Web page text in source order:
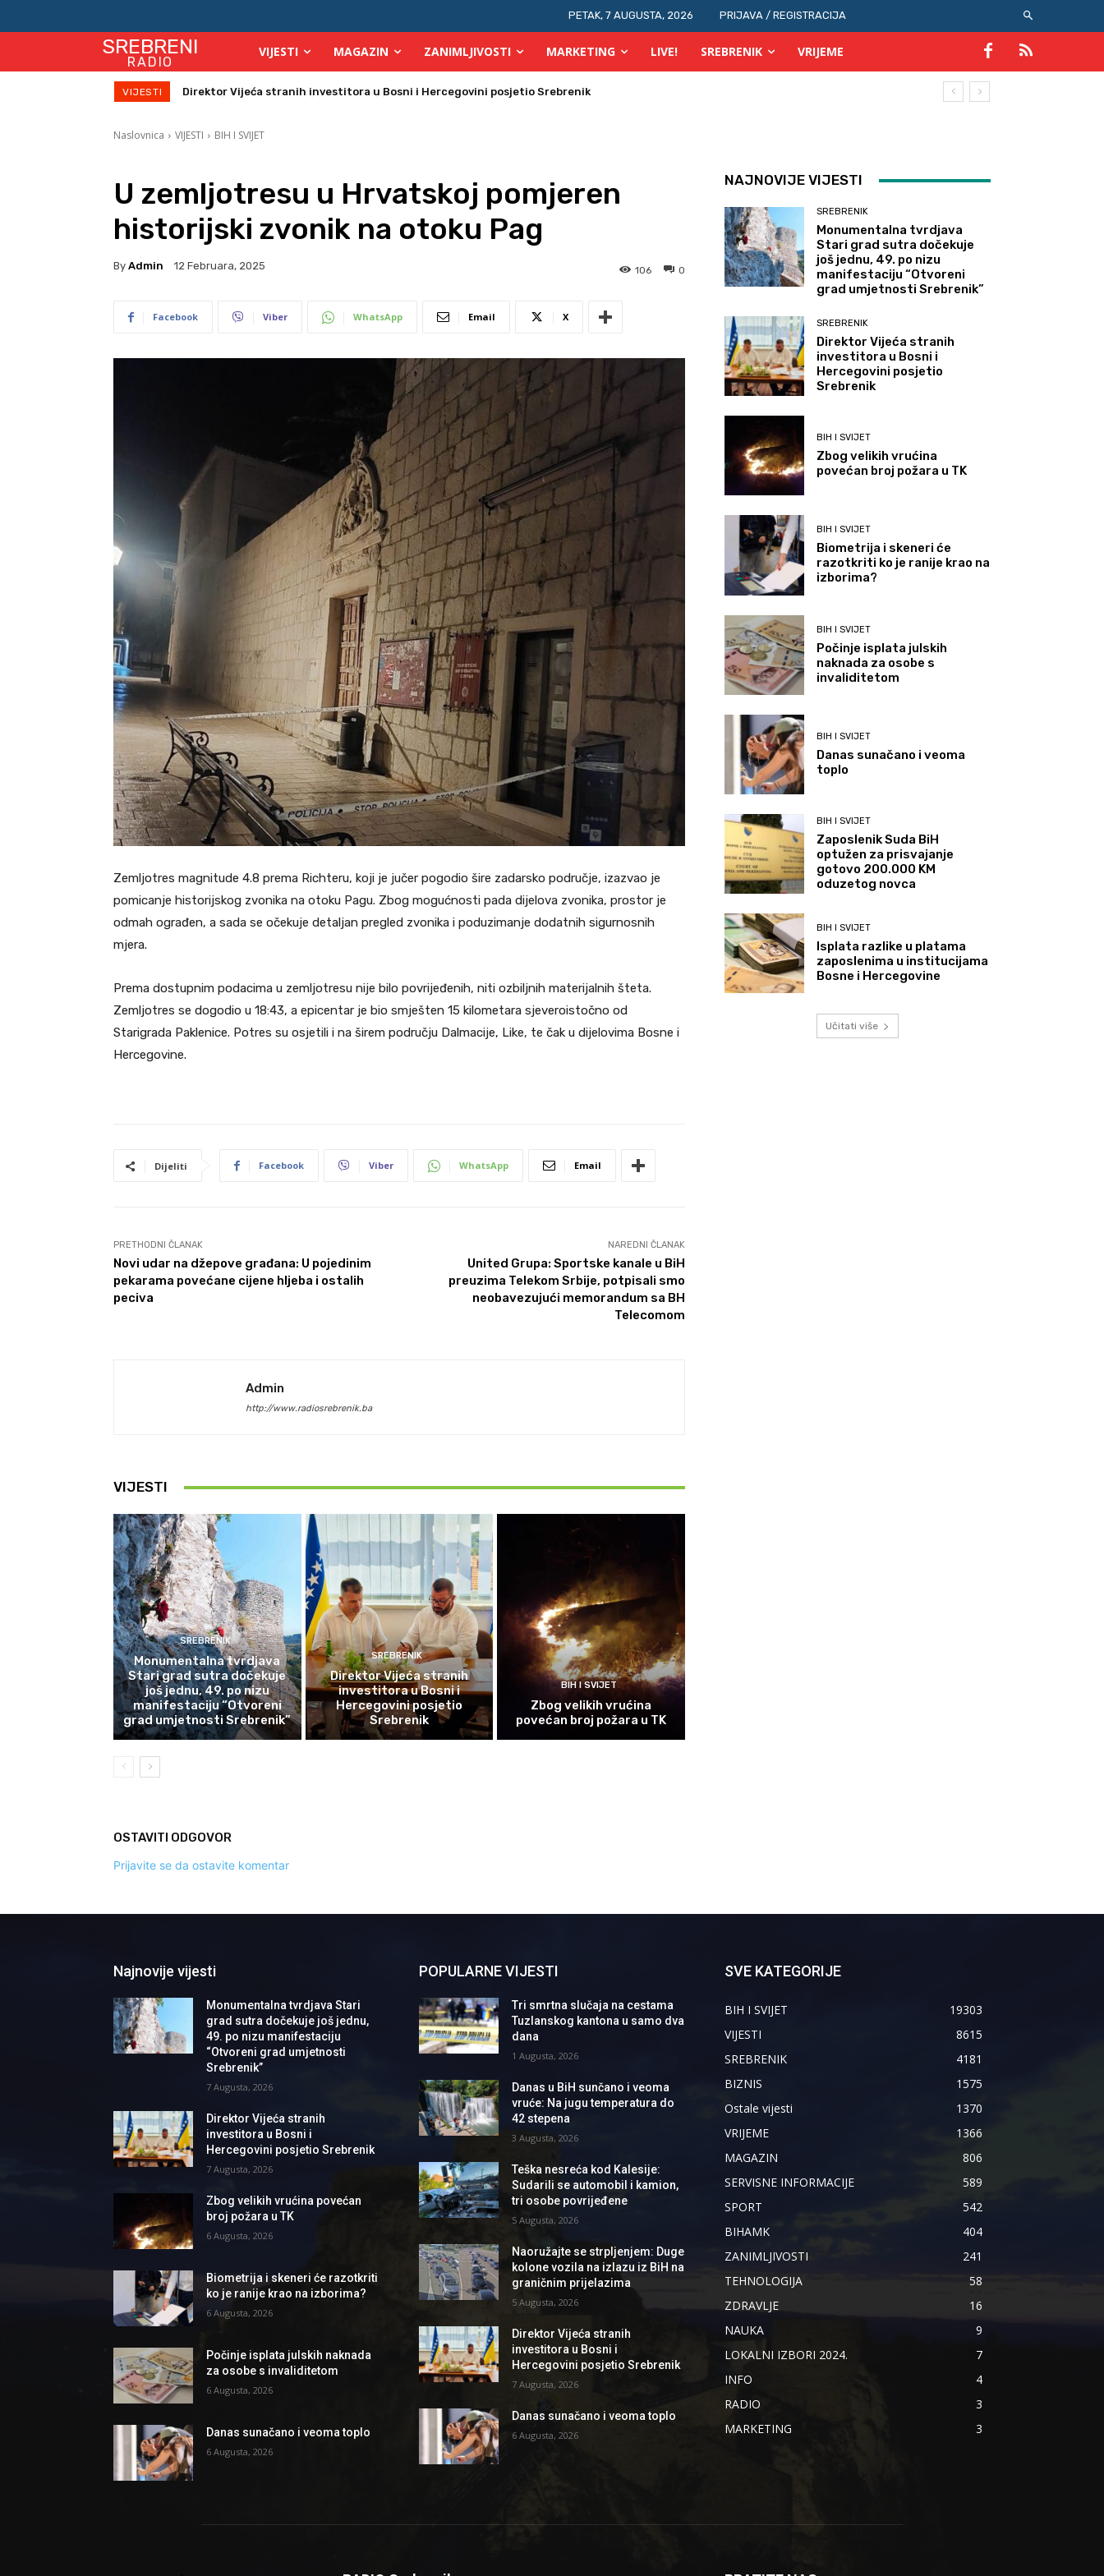
PETAK, 7 AUGUSTA, 2026 PRIJAVA / REGISTRACIJA
SREBRENI
RADIO
VIJESTI MAGAZIN ZANIMLJIVOSTI MARKETING LIVE! SREBRENIK VRIJEME
VIJESTI Zbog velikih vrućina povećan broj požara u TK
Naslovnica VIJESTI BIH I SVIJET
U zemljotresu u Hrvatskoj pomjeren
historijski zvonik na otoku Pag
By Admin 12 Februara, 2025 0
106
Facebook Viber WhatsApp Email X
Zemljotres magnitude 4.8 prema Richteru, koji je jučer pogodio šire zadarsko područje, izazvao je
pomicanje historijskog zvonika na otoku Pagu. Zbog mogućnosti pada dijelova zvonika, prostor je
odmah ograđen, a sada se očekuje detaljan pregled zvonika i poduzimanje dodatnih sigurnosnih
mjera.
Prema dostupnim podacima u zemljotresu nije bilo povrijeđenih, niti ozbiljnih materijalnih šteta.
Zemljotres se dogodio u 18:43, a epicentar je bio smješten 15 kilometara sjeveroistočno od
Starigrada Paklenice. Potres su osjetili i na širem području Dalmacije, Like, te čak u dijelovima Bosne i
Hercegovine.
Dijeliti Facebook Viber WhatsApp Email
PRETHODNI ČLANAK
Novi udar na džepove građana: U pojedinim
pekarama povećane cijene hljeba i ostalih
peciva
NAREDNI ČLANAK
United Grupa: Sportske kanale u BiH
preuzima Telekom Srbije, potpisali smo
neobavezujući memorandum sa BH
Telecomom
Admin
http://www.radiosrebrenik.ba
VIJESTI
SREBRENIK
Monumentalna tvrdjava
Stari grad sutra dočekuje
još jednu, 49. po nizu
manifestaciju “Otvoreni
grad umjetnosti Srebrenik”
SREBRENIK
Direktor Vijeća stranih
investitora u Bosni i
Hercegovini posjetio
Srebrenik
BIH I SVIJET
Zbog velikih vrućina
povećan broj požara u TK
OSTAVITI ODGOVOR
Prijavite se da ostavite komentar
NAJNOVIJE VIJESTI
SREBRENIK
Monumentalna tvrdjava
Stari grad sutra dočekuje
još jednu, 49. po nizu
manifestaciju “Otvoreni
grad umjetnosti Srebrenik”
SREBRENIK
Direktor Vijeća stranih
investitora u Bosni i
Hercegovini posjetio
Srebrenik
BIH I SVIJET
Zbog velikih vrućina
povećan broj požara u TK
BIH I SVIJET
Biometrija i skeneri će
razotkriti ko je ranije krao na
izborima?
BIH I SVIJET
Počinje isplata julskih
naknada za osobe s
invaliditetom
BIH I SVIJET
Danas sunačano i veoma
toplo
BIH I SVIJET
Zaposlenik Suda BiH
optužen za prisvajanje
gotovo 200.000 KM
oduzetog novca
BIH I SVIJET
Isplata razlike u platama
zaposlenima u institucijama
Bosne i Hercegovine
Učitati više
Najnovije vijesti
Monumentalna tvrdjava Stari
grad sutra dočekuje još jednu,
49. po nizu manifestaciju
“Otvoreni grad umjetnosti
Srebrenik”
7 Augusta, 2026
Direktor Vijeća stranih
investitora u Bosni i
Hercegovini posjetio Srebrenik
7 Augusta, 2026
Zbog velikih vrućina povećan
broj požara u TK
6 Augusta, 2026
Biometrija i skeneri će razotkriti
ko je ranije krao na izborima?
6 Augusta, 2026
Počinje isplata julskih naknada
za osobe s invaliditetom
6 Augusta, 2026
Danas sunačano i veoma toplo
6 Augusta, 2026
POPULARNE VIJESTI
Tri smrtna slučaja na cestama
Tuzlanskog kantona u samo dva
dana
1 Augusta, 2026
Danas u BiH sunčano i veoma
vruće: Na jugu temperatura do
42 stepena
3 Augusta, 2026
Teška nesreća kod Kalesije:
Sudarili se automobil i kamion,
tri osobe povrijeđene
5 Augusta, 2026
Naoružajte se strpljenjem: Duge
kolone vozila na izlazu iz BiH na
graničnim prijelazima
5 Augusta, 2026
Direktor Vijeća stranih
investitora u Bosni i
Hercegovini posjetio Srebrenik
7 Augusta, 2026
Danas sunačano i veoma toplo
6 Augusta, 2026
SVE KATEGORIJE
BIH I SVIJET
19303
VIJESTI
8615
SREBRENIK
4181
BIZNIS
1575
Ostale vijesti
1370
VRIJEME
1366
MAGAZIN
806
SERVISNE INFORMACIJE
589
SPORT
542
BIHAMK
404
ZANIMLJIVOSTI
241
TEHNOLOGIJA
58
ZDRAVLJE
16
NAUKA
9
LOKALNI IZBORI 2024.
7
INFO
4
RADIO
3
MARKETING
3